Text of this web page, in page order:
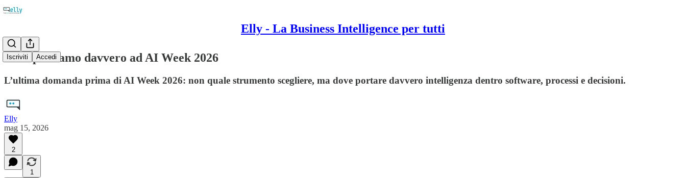
Elly - La Business Intelligence per tutti
Iscriviti Accedi
Cosa portiamo davvero ad AI Week 2026
L’ultima domanda prima di AI Week 2026: non quale strumento scegliere, ma dove portare davvero intelligenza dentro software, processi e decisioni.
Elly
mag 15, 2026
2
1